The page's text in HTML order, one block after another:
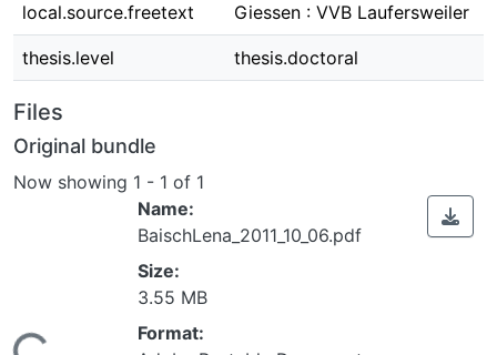
local.source.freetext Giessen : VVB Laufersweiler
thesis.level thesis.doctoral
Files
Original bundle
Now showing 1 - 1 of 1
Loading...
Name:
BaischLena_2011_10_06.pdf
Size:
3.55 MB
Format: